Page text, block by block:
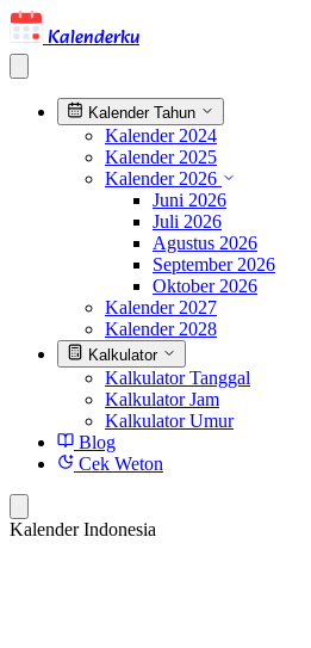
Kalenderku
Kalender Tahun
Kalender 2024
Kalender 2025
Kalender 2026
Juni 2026
Juli 2026
Agustus 2026
September 2026
Oktober 2026
Kalender 2027
Kalender 2028
Kalkulator
Kalkulator Tanggal
Kalkulator Jam
Kalkulator Umur
Blog
Cek Weton
Kalender Indonesia